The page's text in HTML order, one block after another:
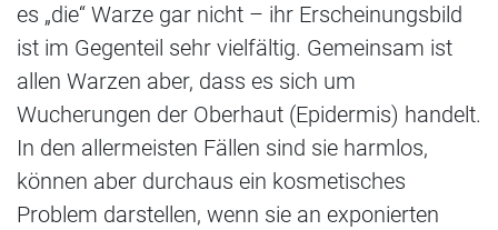
es „die“ Warze gar nicht – ihr Erscheinungsbild
ist im Gegenteil sehr vielfältig. Gemeinsam ist
allen Warzen aber, dass es sich um
Wucherungen der Oberhaut (Epidermis) handelt.
In den allermeisten Fällen sind sie harmlos,
können aber durchaus ein kosmetisches
Problem darstellen, wenn sie an exponierten